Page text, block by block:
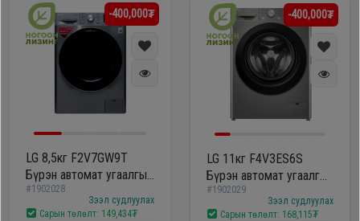
-400,000₮
LG 8,5кг F2V7GW9T
Бүрэн автомат угаалгын
машин
#1902028
Зээл судлуулах
Сарын төлөлт: 149,434₮
-400,000₮
LG 11кг F4V3ES6S
Бүрэн автомат угаалгын
машин
#1902029
Зээл судлуулах
Сарын төлөлт: 168,115₮